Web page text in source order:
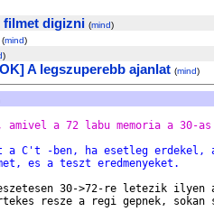
filmet digizni (mind)
(mind)
)
A legszuperebb ajanlat (mind)
a 72 labu memoria a 30-
a C't -ben, ha esetleg erdekel,
es a teszt eredmenyeket.
30->72-re letezik
resze a regi gepnek, sokan